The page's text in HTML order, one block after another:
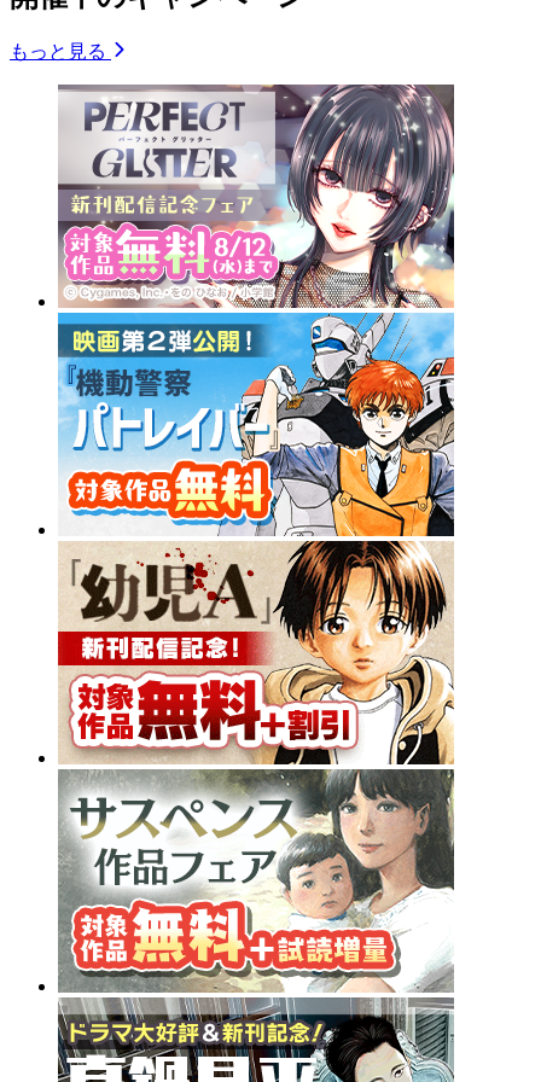
もっと見る